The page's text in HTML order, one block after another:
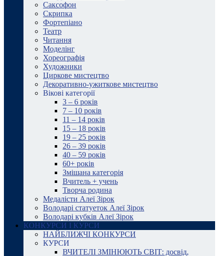
Саксофон
Скрипка
Фортепіано
Театр
Читання
Моделінг
Хореографія
Художники
Циркове мистецтво
Декоративно-ужиткове мистецтво
Вікові категорії
3 – 6 років
7 – 10 років
11 – 14 років
15 – 18 років
19 – 25 років
26 – 39 років
40 – 59 років
60+ років
Змішана категорія
Вчитель + учень
Творча родина
Медалісти Алеї Зірок
Володарі статуеток Алеї Зірок
Володарі кубків Алеї Зірок
КОНКУРСИ І КУРСИ
НАЙБЛИЖЧІ КОНКУРСИ
КУРСИ
ВЧИТЕЛІ ЗМІНЮЮТЬ СВІТ: досвід,